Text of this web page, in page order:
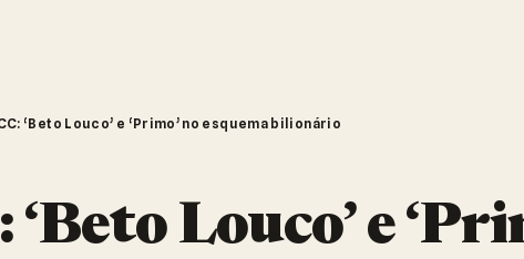
‘Beto Louco’ e ‘Primo’ no esquema bilionário
‘Beto Louco’ e